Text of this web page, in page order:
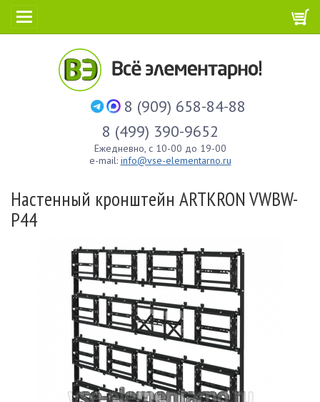
8 (909) 658-84-88
8 (499) 390-9652
Ежедневно, с 10-00 до 19-00
e-mail: info@vse-elementarno.ru
Настенный кронштейн ARTKRON VWBW-
P44